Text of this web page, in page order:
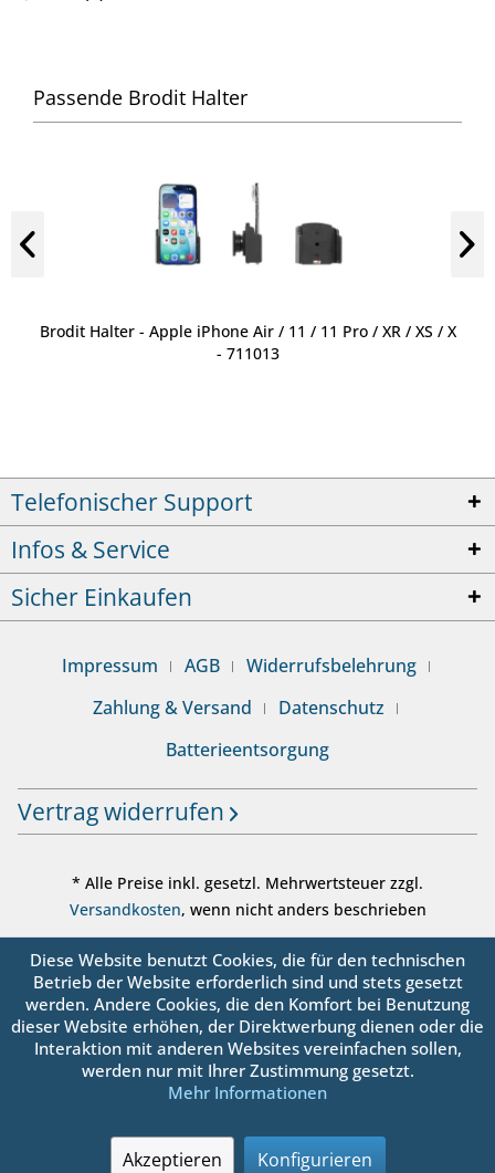
Passende Brodit Halter
Brodit Halter - Apple iPhone Air / 11 / 11 Pro / XR / XS / X
- 711013
Telefonischer Support
Infos & Service
Sicher Einkaufen
Impressum AGB
Widerrufsbelehrung
Zahlung & Versand
Datenschutz
Batterieentsorgung
Vertrag widerrufen
* Alle Preise inkl. gesetzl. Mehrwertsteuer zzgl.
Versandkosten, wenn nicht anders beschrieben
© sanbo OHG - Alle Rechte vorbehalten
Diese Website benutzt Cookies, die für den technischen
Betrieb der Website erforderlich sind und stets gesetzt
werden. Andere Cookies, die den Komfort bei Benutzung
dieser Website erhöhen, der Direktwerbung dienen oder die
Interaktion mit anderen Websites vereinfachen sollen,
werden nur mit Ihrer Zustimmung gesetzt.
Mehr Informationen
Akzeptieren Konfigurieren